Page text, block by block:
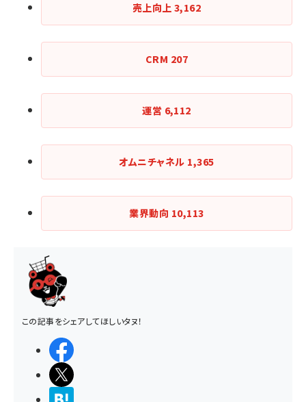
売上向上 3,162
CRM 207
運営 6,112
オムニチャネル 1,365
業界動向 10,113
この記事をシェアしてほしいタヌ！